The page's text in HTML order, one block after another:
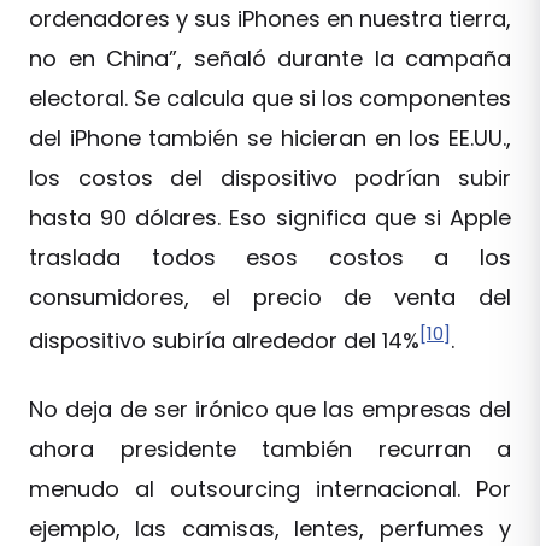
ordenadores y sus iPhones en nuestra tierra,
no en China”, señaló durante la campaña
electoral. Se calcula que si los componentes
del iPhone también se hicieran en los EE.UU.,
los costos del dispositivo podrían subir
hasta 90 dólares. Eso significa que si Apple
traslada todos esos costos a los
consumidores, el precio de venta del
dispositivo subiría alrededor del 14%[10].
No deja de ser irónico que las empresas del
ahora presidente también recurran a
menudo al outsourcing internacional. Por
ejemplo, las camisas, lentes, perfumes y